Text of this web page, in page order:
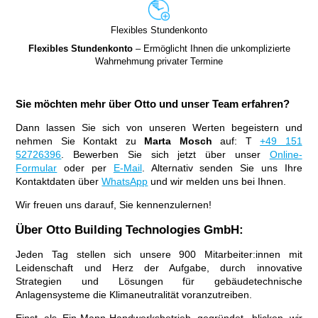
Flexibles Stundenkonto
Flexibles Stundenkonto– Ermöglicht Ihnen die unkomplizierte
Wahrnehmung privater Termine
Sie möchten mehr über Otto und unser Team erfahren?
Dann lassen Sie sich von unseren Werten begeistern und
nehmen Sie Kontakt zu Marta Mosch auf: T+49 151
52726396 . Bewerben Sie sich jetzt über unser Online-
Formular oder per E-Mail. Alternativ senden Sie uns Ihre
Kontaktdaten überWhatsApp und wir melden uns bei Ihnen.
Wir freuen uns darauf, Sie kennenzulernen!
Über Otto Building Technologies GmbH:
Jeden Tag stellen sich unsere 900 Mitarbeiter:innen mit
Leidenschaft und Herz der Aufgabe, durch innovative
Strategien und Lösungen für gebäudetechnische
Anlagensysteme die Klimaneutralität voranzutreiben.